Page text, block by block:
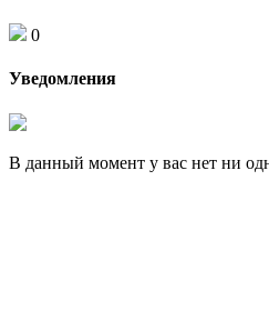
0
Уведомления
В данный момент у вас нет ни